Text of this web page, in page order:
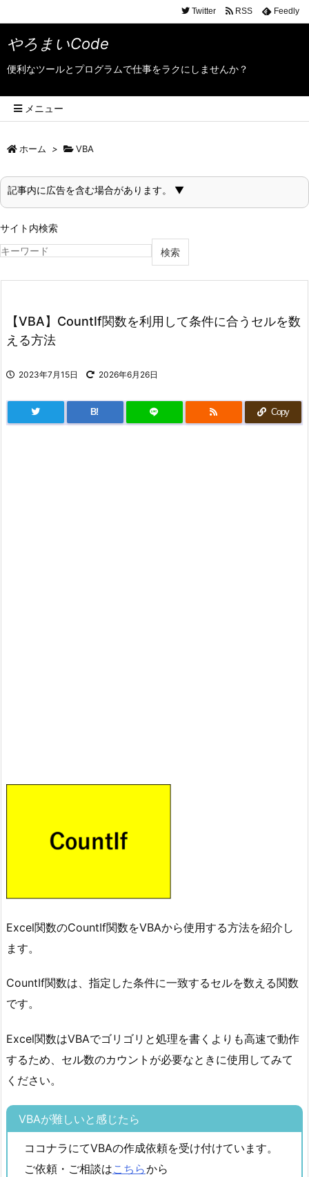
やろまいCode
便利なツールとプログラムで仕事をラクにしませんか？
メニュー
Twitter RSS Feedly
ホーム > VBA
記事内に広告を含む場合があります。 ▼
サイト内検索
検索
【VBA】CountIf関数を利用して条件に合うセルを数
える方法
2023年7月15日 2026年6月26日
B! Copy
Excel関数のCountIf関数をVBAから使用する方法を紹介し
ます。
CountIf関数は、指定した条件に一致するセルを数える関数
です。
Excel関数はVBAでゴリゴリと処理を書くよりも高速で動作
するため、セル数のカウントが必要なときに使用してみて
ください。
VBAが難しいと感じたら
ココナラにてVBAの作成依頼を受け付けています。
ご依頼・ご相談はこちらから